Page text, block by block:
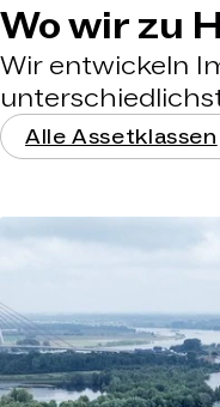
Wo wir zu
Wir entwickeln
Alle Assetklassen